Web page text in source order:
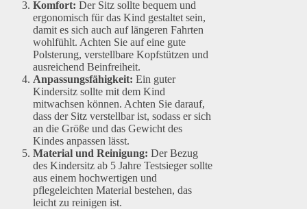
Komfort: Der Sitz sollte bequem und
ergonomisch für das Kind gestaltet sein,
damit es sich auch auf längeren Fahrten
wohlfühlt. Achten Sie auf eine gute
Polsterung, verstellbare Kopfstützen und
ausreichend Beinfreiheit.
Anpassungsfähigkeit: Ein guter
Kindersitz sollte mit dem Kind
mitwachsen können. Achten Sie darauf,
dass der Sitz verstellbar ist, sodass er sich
an die Größe und das Gewicht des
Kindes anpassen lässt.
Material und Reinigung: Der Bezug
des Kindersitz ab 5 Jahre Testsieger sollte
aus einem hochwertigen und
pflegeleichten Material bestehen, das
leicht zu reinigen ist.